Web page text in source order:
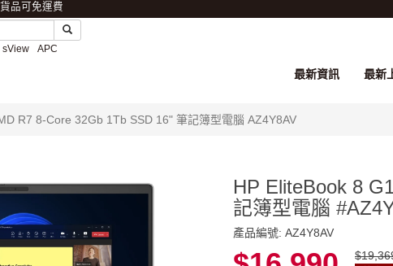
品可免運費
sView APC
最新
最新資訊
R7 8-Core 32Gb 1Tb SSD 16" 筆記簿型電腦 AZ4Y8AV
HP EliteBook 8
記簿型電腦
產品編號: AZ4Y8AV